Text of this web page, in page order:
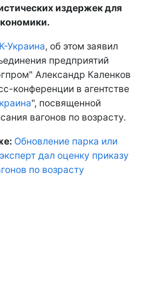
издержек для
Украина, об этом заявил
предприятий
Александр Каленков
конференции в агентстве
", посвященной
вагонов по возрасту.
Обновление парка или
дал оценку приказу
по возрасту